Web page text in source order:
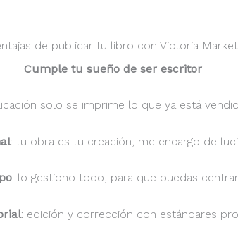
de publicar tu libro con Victoria
Cumple tu sueño de ser escritor
solo se imprime lo que ya está
: tu obra es tu creación, me encargo de
: lo gestiono todo, para que puedas
: edición y corrección con estándares